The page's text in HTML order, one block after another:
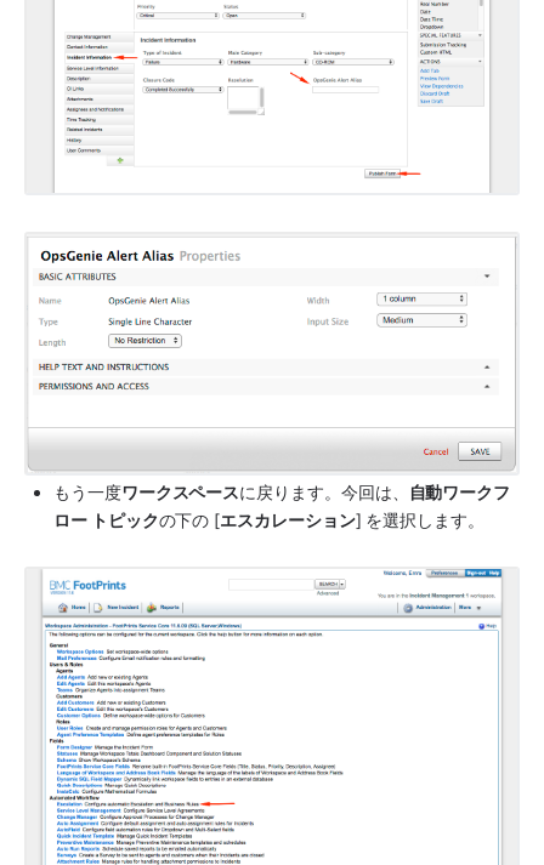
もう一度ワークスペースに戻ります。今回は、
自動ワークフ
ロー トピックの下の [エスカレーション] を選択します。